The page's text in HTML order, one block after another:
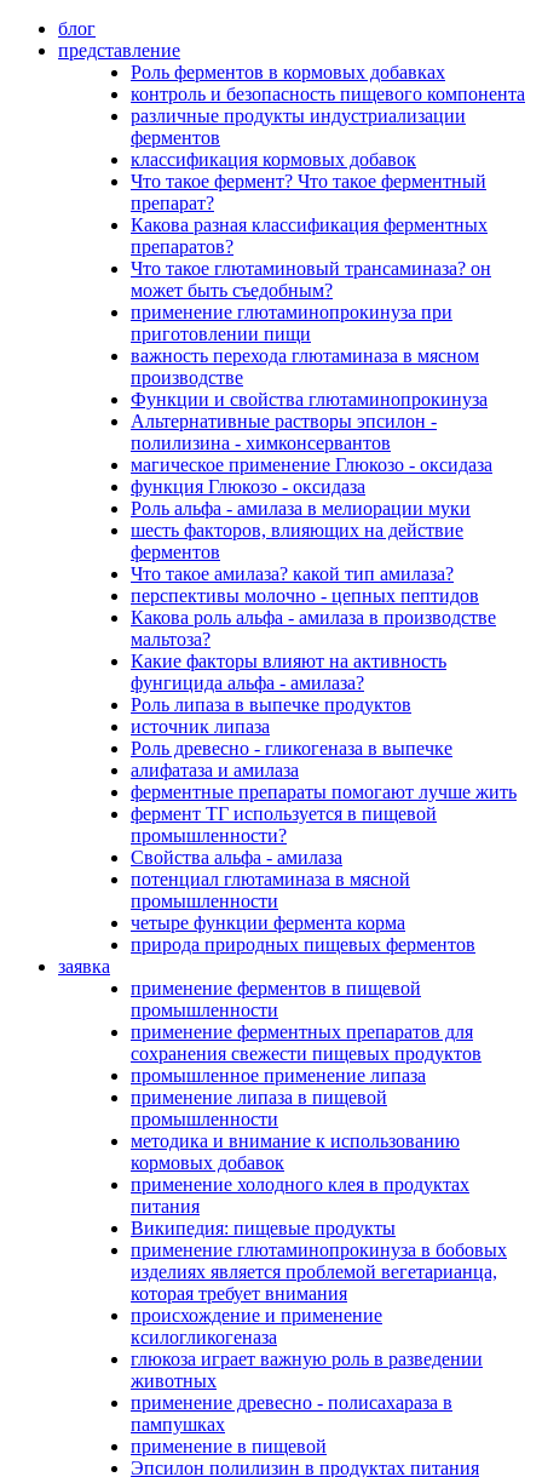
блог
представление
Роль ферментов в кормовых добавках
контроль и безопасность пищевого компонента
различные продукты индустриализации
ферментов
классификация кормовых добавок
Что такое фермент? Что такое ферментный
препарат?
Какова разная классификация ферментных
препаратов?
Что такое глютаминовый трансаминаза? он
может быть съедобным?
применение глютаминопрокинуза при
приготовлении пищи
важность перехода глютаминаза в мясном
производстве
Функции и свойства глютаминопрокинуза
Альтернативные растворы эпсилон -
полилизина - химконсервантов
магическое применение Глюкозо - оксидаза
функция Глюкозо - оксидаза
Роль альфа - амилаза в мелиорации муки
шесть факторов, влияющих на действие
ферментов
Что такое амилаза? какой тип амилаза?
перспективы молочно - цепных пептидов
Какова роль альфа - амилаза в производстве
мальтоза?
Какие факторы влияют на активность
фунгицида альфа - амилаза?
Роль липаза в выпечке продуктов
источник липаза
Роль древесно - гликогеназа в выпечке
алифатаза и амилаза
ферментные препараты помогают лучше жить
фермент ТГ используется в пищевой
промышленности?
Свойства альфа - амилаза
потенциал глютаминаза в мясной
промышленности
четыре функции фермента корма
природа природных пищевых ферментов
заявка
применение ферментов в пищевой
промышленности
применение ферментных препаратов для
сохранения свежести пищевых продуктов
промышленное применение липаза
применение липаза в пищевой
промышленности
методика и внимание к использованию
кормовых добавок
применение холодного клея в продуктах
питания
Википедия: пищевые продукты
применение глютаминопрокинуза в бобовых
изделиях является проблемой вегетарианца,
которая требует внимания
происхождение и применение
ксилогликогеназа
глюкоза играет важную роль в разведении
животных
применение древесно - полисахараза в
пампушках
применение в пищевой
Эпсилон полилизин в продуктах питания